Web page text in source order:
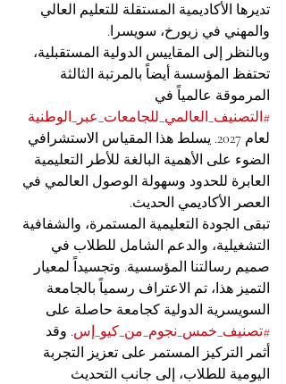
تديرها الأكاديمية المستقلة للتعليم العالي
والمهني في زيورخ، سويسرا.
وبالنظر إلى المقاييس الدولية المستقبلية،
تحتفظ المؤسسة أيضاً بالمرتبة الثالثة
المرموقة عالمياً في
#التصنيف_العالمي_للجامعات_عبر_الوطنية
لعام 2027. يسلط هذا المقياس الاستشرافي
الضوء على الأهمية البالغة للأطر التعليمية
العابرة للحدود وسهولة الوصول العالمي في
العصر الأكاديمي الحديث.
تبقى الجودة التعليمية المستمرة، والشفافية
التشغيلية، والدعم الشامل للطلاب في
صميم رسالتنا المؤسسية. وتجسيداً لمعيار
التميز هذا، تم الاعتراف رسمياً بالجامعة
السويسرية الدولية كجامعة حاصلة على
#تصنيف_خمس_نجوم_من_كيو_إس. وقد
أثمر التركيز المستمر على تعزيز التجربة
اليومية للطلاب، إلى جانب التحديث